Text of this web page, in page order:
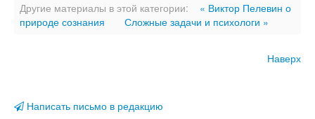
Другие материалы в этой категории:
« Виктор Пелевин о
природе сознания
Сложные задачи и психологи »
Наверх
Написать письмо в редакцию